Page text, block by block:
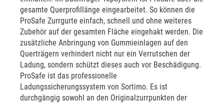
gesamte Querprofillänge eingearbeitet. So können die
ProSafe Zurrgurte einfach, schnell und ohne weiteres
Zubehör auf der gesamten Fläche eingehakt werden. Die
zusätzliche Anbringung von Gummieinlagen auf den
Querträgern verhindert nicht nur ein Verrutschen der
Ladung, sondern schützt dieses auch vor Beschädigung.
ProSafe ist das professionelle
Ladungssicherungssystem von Sortimo. Es ist
durchgängig sowohl an den Originalzurrpunkten der